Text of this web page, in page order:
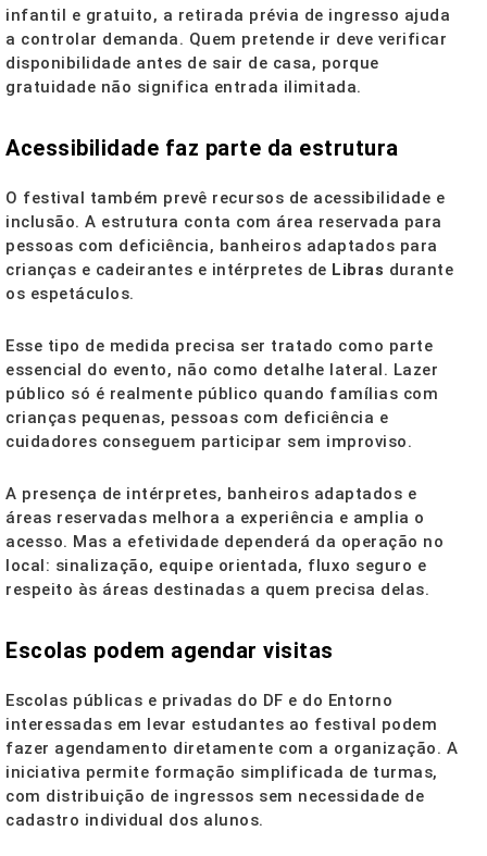
infantil e gratuito, a retirada prévia de ingresso ajuda
a controlar demanda. Quem pretende ir deve verificar
disponibilidade antes de sair de casa, porque
gratuidade não significa entrada ilimitada.
Acessibilidade faz parte da estrutura
O festival também prevê recursos de acessibilidade e
inclusão. A estrutura conta com área reservada para
pessoas com deficiência, banheiros adaptados para
crianças e cadeirantes e intérpretes de Libras durante
os espetáculos.
Esse tipo de medida precisa ser tratado como parte
essencial do evento, não como detalhe lateral. Lazer
público só é realmente público quando famílias com
crianças pequenas, pessoas com deficiência e
cuidadores conseguem participar sem improviso.
A presença de intérpretes, banheiros adaptados e
áreas reservadas melhora a experiência e amplia o
acesso. Mas a efetividade dependerá da operação no
local: sinalização, equipe orientada, fluxo seguro e
respeito às áreas destinadas a quem precisa delas.
Escolas podem agendar visitas
Escolas públicas e privadas do DF e do Entorno
interessadas em levar estudantes ao festival podem
fazer agendamento diretamente com a organização. A
iniciativa permite formação simplificada de turmas,
com distribuição de ingressos sem necessidade de
cadastro individual dos alunos.